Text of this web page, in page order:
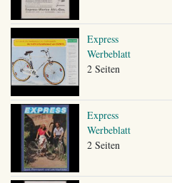
Express
Werbeblatt
2 Seiten
Express
Werbeblatt
2 Seiten